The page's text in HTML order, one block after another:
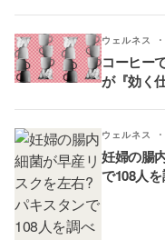
ウェルネス
コーヒー
が『効く
ウェルネス
妊婦の腸
で108人